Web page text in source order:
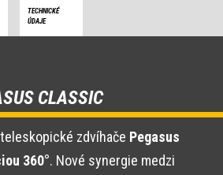
TECHNICKÉ
ÚDAJE
CLASSIC
zdvíhače Pegasus
360°. Nové synergie medzi